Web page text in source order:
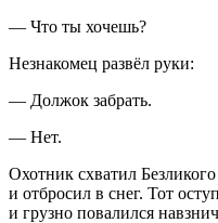
— Что ты хочешь?
Незнакомец развёл руки:
— Должок забрать.
— Нет.
Охотник схватил
и отбросил в снег. Тот
и грузно повалился